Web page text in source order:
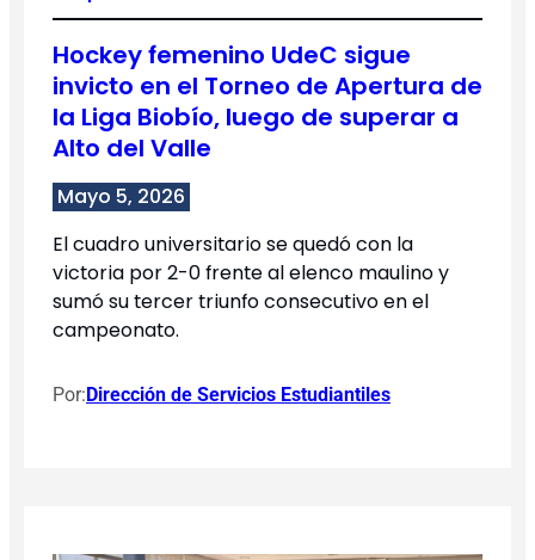
Hockey femenino UdeC sigue
invicto en el Torneo de Apertura de
la Liga Biobío, luego de superar a
Alto del Valle
Mayo 5, 2026
El cuadro universitario se quedó con la
victoria por 2-0 frente al elenco maulino y
sumó su tercer triunfo consecutivo en el
campeonato.
Por:Dirección de Servicios Estudiantiles